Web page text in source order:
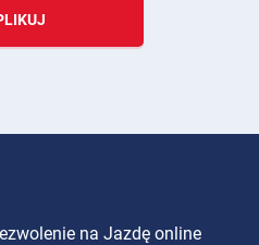
na Jazdę online